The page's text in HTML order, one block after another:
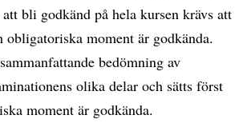
bli godkänd på hela kursen krävs att
obligatoriska moment är godkända.
bedömning av
olika delar och sätts först
moment är godkända.